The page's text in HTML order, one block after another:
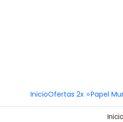
InicioOfertas 2x ⭐Papel
Hola
Inicio